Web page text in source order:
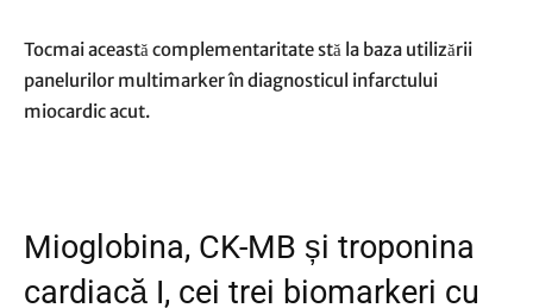
Tocmai această complementaritate stă la baza utilizării
panelurilor multimarker în diagnosticul infarctului
miocardic acut.
Mioglobina, CK-MB și troponina
cardiacă I, cei trei biomarkeri cu